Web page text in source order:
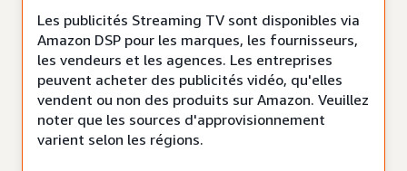
Les publicités Streaming TV sont disponibles via
Amazon DSP pour les marques, les fournisseurs,
les vendeurs et les agences. Les entreprises
peuvent acheter des publicités vidéo, qu'elles
vendent ou non des produits sur Amazon. Veuillez
noter que les sources d'approvisionnement
varient selon les régions.